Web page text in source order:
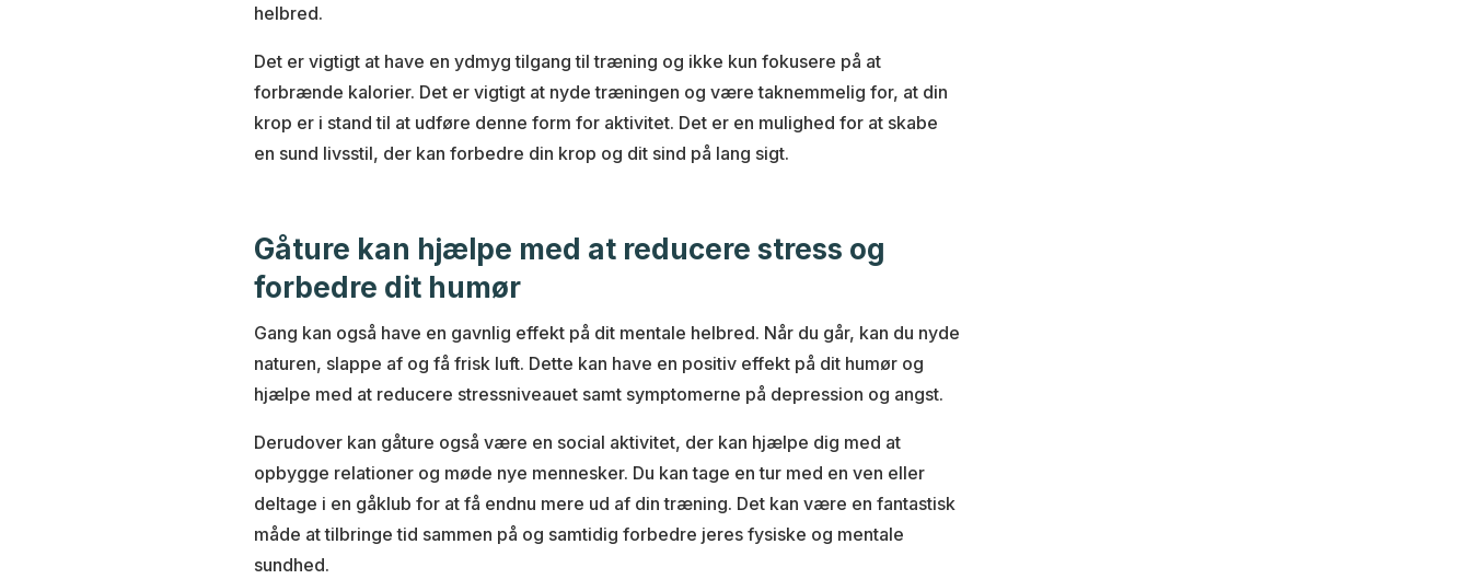
helbred.
Det er vigtigt at have en ydmyg tilgang til træning og ikke kun fokusere på at
forbrænde kalorier. Det er vigtigt at nyde træningen og være taknemmelig for, at din
krop er i stand til at udføre denne form for aktivitet. Det er en mulighed for at skabe
en sund livsstil, der kan forbedre din krop og dit sind på lang sigt.
Gåture kan hjælpe med at reducere stress og
forbedre dit humør
Gang kan også have en gavnlig effekt på dit mentale helbred. Når du går, kan du nyde
naturen, slappe af og få frisk luft. Dette kan have en positiv effekt på dit humør og
hjælpe med at reducere stressniveauet samt symptomerne på depression og angst.
Derudover kan gåture også være en social aktivitet, der kan hjælpe dig med at
opbygge relationer og møde nye mennesker. Du kan tage en tur med en ven eller
deltage i en gåklub for at få endnu mere ud af din træning. Det kan være en fantastisk
måde at tilbringe tid sammen på og samtidig forbedre jeres fysiske og mentale
sundhed.